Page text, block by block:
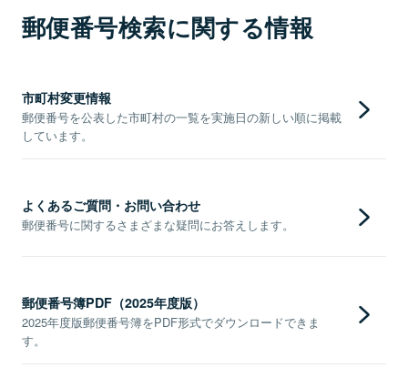
郵便番号検索に関する情報
市町村変更情報
郵便番号を公表した市町村の一覧を実施日の新しい順に掲載
しています。
よくあるご質問・お問い合わせ
郵便番号に関するさまざまな疑問にお答えします。
郵便番号簿PDF（2025年度版）
2025年度版郵便番号簿をPDF形式でダウンロードできま
す。